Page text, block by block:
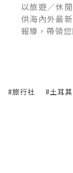
以旅遊／休
供海內外最
報導，帶領
#旅行社 #土耳其